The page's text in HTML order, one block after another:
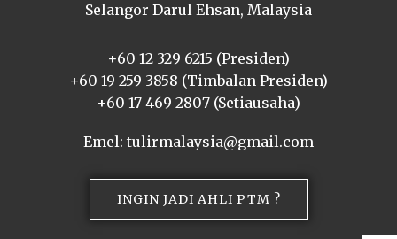
Selangor Darul Ehsan, Malaysia
+60 12 329 6215 (Presiden)
+60 19 259 3858 (Timbalan Presiden)
+60 17 469 2807 (Setiausaha)
Emel: tulirmalaysia@gmail.com
INGIN JADI AHLI PTM ?